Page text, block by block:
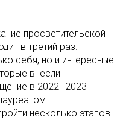
просветительской
в третий раз.
себя, но и интересные
внесли
в 2022–2023
несколько этапов